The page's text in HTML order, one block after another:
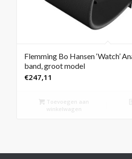
Flemming Bo Hansen ‘Watch’
band, groot model
€247,11
Toevoegen aan
winkelwagen